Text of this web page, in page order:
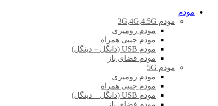
مودم
مودم 3G,4G,4.5G
مودم رومیزی
مودم جیبی همراه
مودم USB (دانگل – دینگل)
مودم فضای باز
مودم 5G
مودم رومیزی
مودم جیبی همراه
مودم USB (دانگل – دینگل)